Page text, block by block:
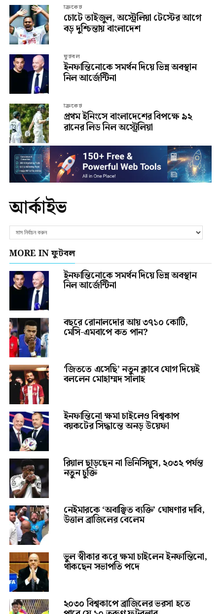
ক্রিকেট
চোটে তাইজুল, অস্ট্রেলিয়া টেস্টের আগে
বড় দুশ্চিন্তায় বাংলাদেশ
ফুটবল
ইনফান্তিনোকে সমর্থন দিয়ে ভিন্ন অবস্থান
নিল আর্জেন্টিনা
ক্রিকেট
প্রথম ইনিংসে বাংলাদেশের বিপক্ষে ৯২
রানের লিড নিল অস্ট্রেলিয়া
আর্কাইভ
MORE IN ফুটবল
ইনফান্তিনোকে সমর্থন দিয়ে ভিন্ন অবস্থান
নিল আর্জেন্টিনা
বছরে রোনালদোর আয় ৩৭১০ কোটি,
মেসি-এমবাপে কত পান?
‘জিততে এসেছি’ নতুন ক্লাবে যোগ দিয়েই
বললেন মোহাম্মদ সালাহ
ইনফান্তিনো ক্ষমা চাইলেও বিশ্বকাপ
বয়কটের সিদ্ধান্তে অনড় উয়েফা
রিয়াল ছাড়ছেন না ভিনিসিয়ুস, ২০৩২ পর্যন্ত
নতুন চুক্তি
নেইমারকে ‘অবাঞ্ছিত ব্যক্তি’ ঘোষণার দাবি,
উত্তাল ব্রাজিলের বেলেম
ভুল স্বীকার করে ক্ষমা চাইলেন ইনফান্তিনো,
থাকছেন সভাপতি পদে
২০৩০ বিশ্বকাপে ব্রাজিলের ভরসা হতে